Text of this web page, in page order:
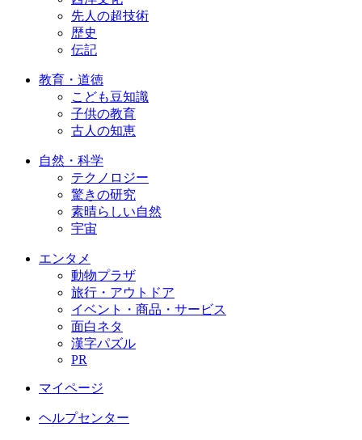
先人の超技術
歴史
伝記
教育・道徳
こども豆知識
子供の教育
古人の知恵
自然・科学
テクノロジー
驚きの研究
素晴らしい自然
宇宙
エンタメ
動物プラザ
旅行・アウトドア
イベント・商品・サービス
面白ネタ
漢字パズル
PR
マイページ
ヘルプセンター